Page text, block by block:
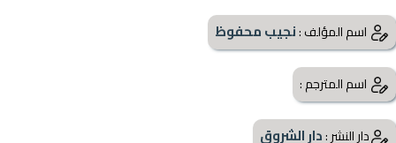
اسم المؤلف :نجيب محفوظ
اسم المترجم :
دار النشر :دار الشروق